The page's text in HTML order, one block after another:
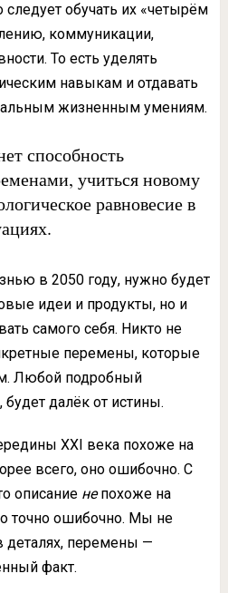
следует обучать их «четырём
коммуникации,
То есть уделять
навыкам и отдавать
жизненным умениям.
способность
учиться новому
равновесие в
в 2050 году, нужно будет
идеи и продукты, но и
самого себя. Никто не
перемены, которые
Любой подробный
будет далёк от истины.
XXI века похоже на
всего, оно ошибочно. С
описание непохоже на
точно ошибочно. Мы не
перемены —
факт.